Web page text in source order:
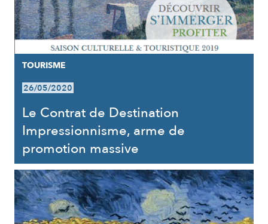
TOURISME
26/05/2020
Le Contrat de Destination
Impressionnisme, arme de
promotion massive